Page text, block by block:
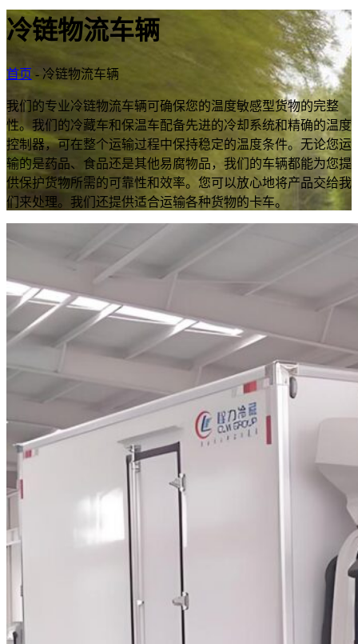
冷链物流车辆
首页 - 冷链物流车辆
我们的专业冷链物流车辆可确保您的温度敏感型货物的完整
性。我们的冷藏车和保温车配备先进的冷却系统和精确的温度
控制器，可在整个运输过程中保持稳定的温度条件。无论您运
输的是药品、食品还是其他易腐物品，我们的车辆都能为您提
供保护货物所需的可靠性和效率。您可以放心地将产品交给我
们来处理。我们还提供适合运输各种货物的卡车。